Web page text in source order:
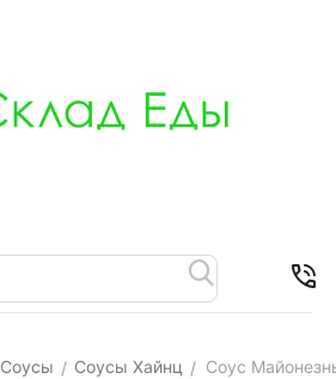
Соусы / Соусы Хайнц / Соус